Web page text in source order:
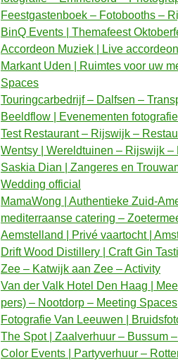
Feestgastenboek – Fotobooths –
BinQ Events | Themafeest
Accordeon Muziek | Live
Markant Uden | Ruimtes voor uw
Spaces
Touringcarbedrijf – Dalfsen –
Beeldflow | Evenementen
Test Restaurant – Rijswijk –
Wentsy | Wereldtuinen – Rijswijk –
Saskia Dian | Zangeres en
Wedding official
MamaWong | Authentieke Zuid-
mediterraanse catering –
Aemstelland | Privé vaartocht |
Drift Wood Distillery | Craft Gin
Zee – Katwijk aan Zee – Activity
Van der Valk Hotel Den Haag |
pers) – Nootdorp – Meeting Spaces
Fotografie Van Leeuwen |
The Spot | Zaalverhuur – Bussum
Color Events | Partyverhuur –